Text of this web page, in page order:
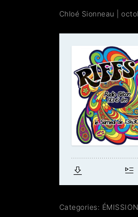
Chloé Sionneau |
Categories: